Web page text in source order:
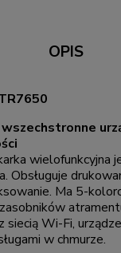
OPIS
wielofunkcyjna
Obsługuje
Ma 5-
siecią Wi-Fi,
w chmurze.